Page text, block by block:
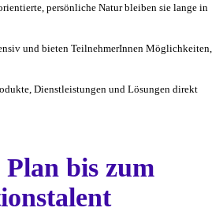
persönliche Natur bleiben sie lange in
und bieten TeilnehmerInnen Möglichkeiten,
Dienstleistungen und Lösungen direkt
bis zum